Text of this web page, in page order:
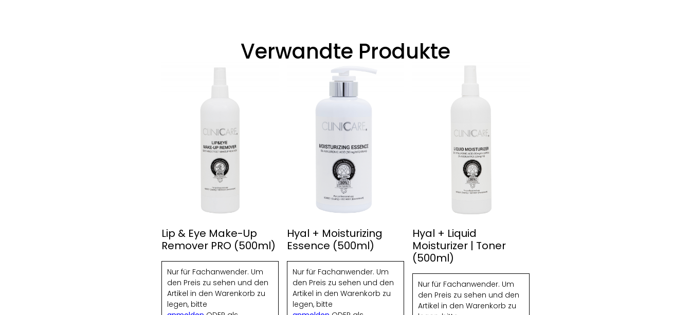
Verwandte Produkte
Lip & Eye Make-Up
Remover PRO (500ml)
Nur für Fachanwender. Um
den Preis zu sehen und den
Artikel in den Warenkorb zu
legen, bitte
Hyal + Moisturizing
Essence (500ml)
Nur für Fachanwender. Um
den Preis zu sehen und den
Artikel in den Warenkorb zu
legen, bitte
Hyal + Liquid
Moisturizer | Toner
(500ml)
Nur für Fachanwender. Um
den Preis zu sehen und den
Artikel in den Warenkorb zu